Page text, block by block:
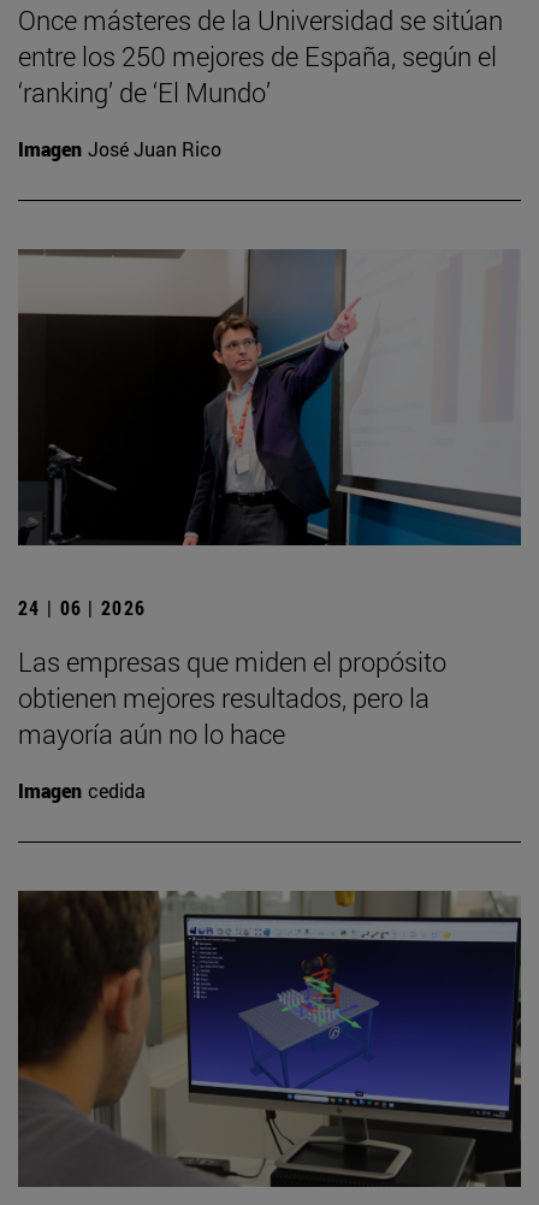
Once másteres de la Universidad se sitúan
entre los 250 mejores de España, según el
‘ranking’ de ‘El Mundo’
Imagen José Juan Rico
24 | 06 | 2026
Las empresas que miden el propósito
obtienen mejores resultados, pero la
mayoría aún no lo hace
Imagen cedida